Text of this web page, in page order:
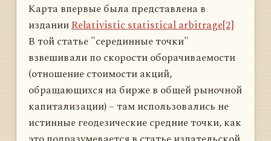
Карта впервые была представлена в
изданииRelativistic statistical arbitrage[2]
В той статье "серединные точки"
взвешивали по скорости оборачиваемости
(отношение стоимости акций,
обращающихся на бирже в общей рыночной
капитализации) – там использовались не
истинные геодезические средние точки, как